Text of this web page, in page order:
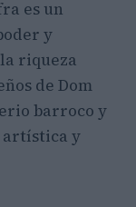
es un
y
riqueza
de Dom
barroco y
artística y